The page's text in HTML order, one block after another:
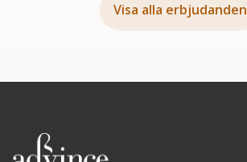
Visa alla erbjudanden